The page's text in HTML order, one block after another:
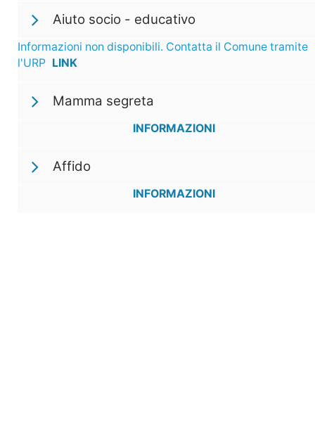
Aiuto socio - educativo
Informazioni non disponibili. Contatta il Comune tramite
l'URP LINK
Mamma segreta
INFORMAZIONI
Affido
INFORMAZIONI